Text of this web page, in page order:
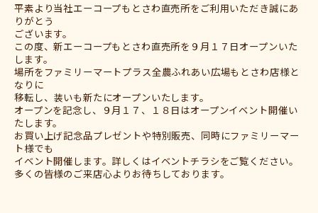
平素より当社エーコープもとさわ直売所をご利用いただき誠にあ
りがとう
ございます。
この度、新エーコープもとさわ直売所を９月１７日オープンいた
します。
場所をファミリーマートプラス全農ふれあい広場もとさわ店様と
なりに
移転し、装いも新たにオープンいたします。
オープンを記念し、９月１７、１８日はオープンイベント開催い
たします。
お買い上げ記念品プレゼントや特別販売、同時にファミリーマー
ト様でも
イベント開催します。詳しくはイベントチラシをご覧ください。
多くの皆様のご来店心よりお待ちしております。